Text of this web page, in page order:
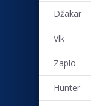
Džakar
Vlk
Zaplo
Hunter